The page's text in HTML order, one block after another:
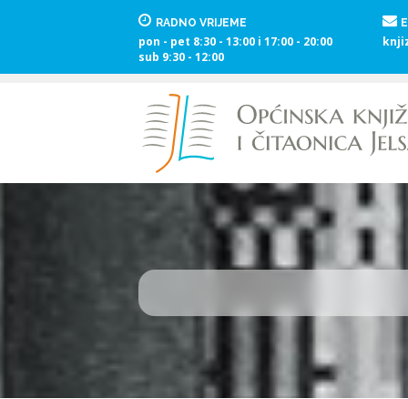
RADNO VRIJEME
pon - pet 8:30 - 13:00 i 17:00 - 20:00
sub 9:30 - 12:00